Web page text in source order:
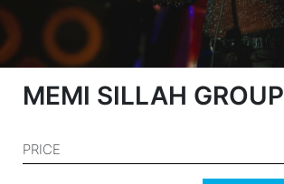
MEMI SILLAH GROUP
PRICE